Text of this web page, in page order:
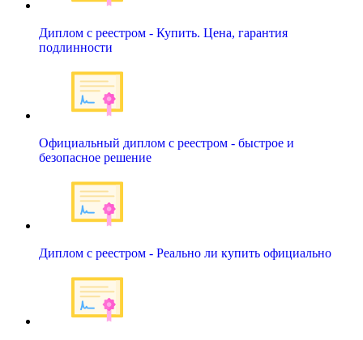
Диплом с реестром - Купить. Цена, гарантия
подлинности
Официальный диплом с реестром - быстрое и
безопасное решение
Диплом с реестром - Реально ли купить официально